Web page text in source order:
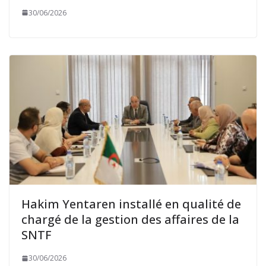
30/06/2026
Hakim Yentaren installé en qualité de
chargé de la gestion des affaires de la
SNTF
30/06/2026